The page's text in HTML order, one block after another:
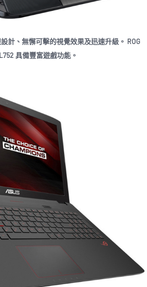
計、無懈可擊的視覺效果及迅速升級。 ROG
具備豐富遊戲功能。